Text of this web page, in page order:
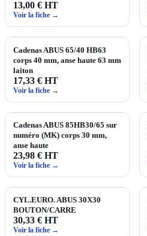
13,00 € HT
Voir la fiche →
Cadenas ABUS 65/40 HB63
corps 40 mm, anse haute 63 mm
laiton
17,33 € HT
Voir la fiche →
Cadenas ABUS 85HB30/65 sur
numéro (MK) corps 30 mm,
anse haute
23,98 € HT
Voir la fiche →
CYL.EURO. ABUS 30X30
BOUTON/CARRE
30,33 € HT
Voir la fiche →